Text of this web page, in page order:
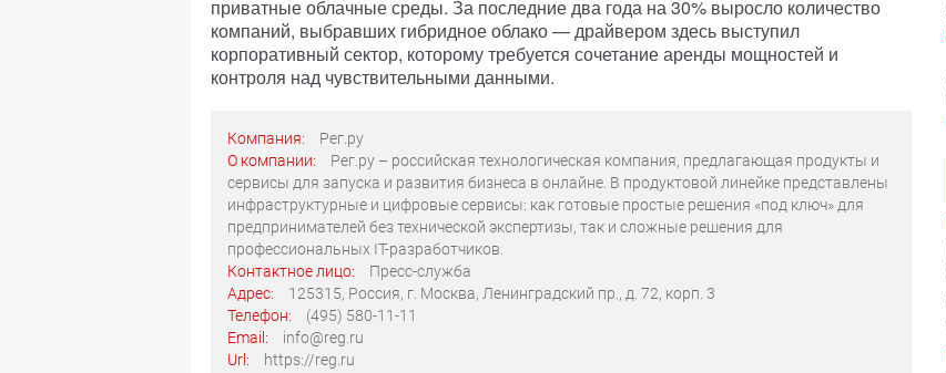
приватные облачные среды. За последние два года на 30% выросло количество
компаний, выбравших гибридное облако — драйвером здесь выступил
корпоративный сектор, которому требуется сочетание аренды мощностей и
контроля над чувствительными данными.
Компания:
Рег.ру
О компании:
Рег.ру – российская технологическая компания, предлагающая продукты и
сервисы для запуска и развития бизнеса в онлайне. В продуктовой линейке представлены
инфраструктурные и цифровые сервисы: как готовые простые решения «под ключ» для
предпринимателей без технической экспертизы, так и сложные решения для
профессиональных IT-разработчиков.
Контактное лицо:
Пресс-служба
Адрес:
125315, Россия, г. Москва, Ленинградский пр., д. 72, корп. 3
Телефон:
(495) 580-11-11
Email:
info@reg.ru
Url:
https://reg.ru